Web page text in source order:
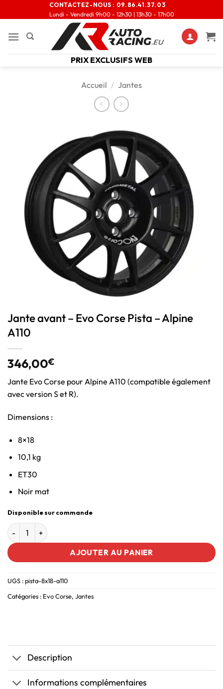
CONTACTEZ-NOUS : 09.86.41.37.03
Lundi - Vendredi 9h00 - 12h30 | 13h30 - 17h00
PRIX EXCLUSIFS WEB
Accueil / Jantes
Jante avant – Evo Corse Pista – Alpine
A110
346,00€
Jante Evo Corse pour Alpine A110 (compatible également
avec version S et R).
Dimensions :
8×18
10,1 kg
ET30
Noir mat
Disponible sur commande
AJOUTER AU PANIER
UGS :pista-8x18-a110
Catégories : Evo Corse, Jantes
Description
Informations complémentaires